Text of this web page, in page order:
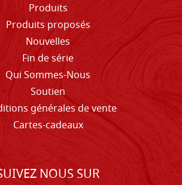
Produits
Produits proposés
Nouvelles
Fin de série
Qui Sommes-Nous
Soutien
générales de vente
Cartes-cadeaux
NOUS SUR